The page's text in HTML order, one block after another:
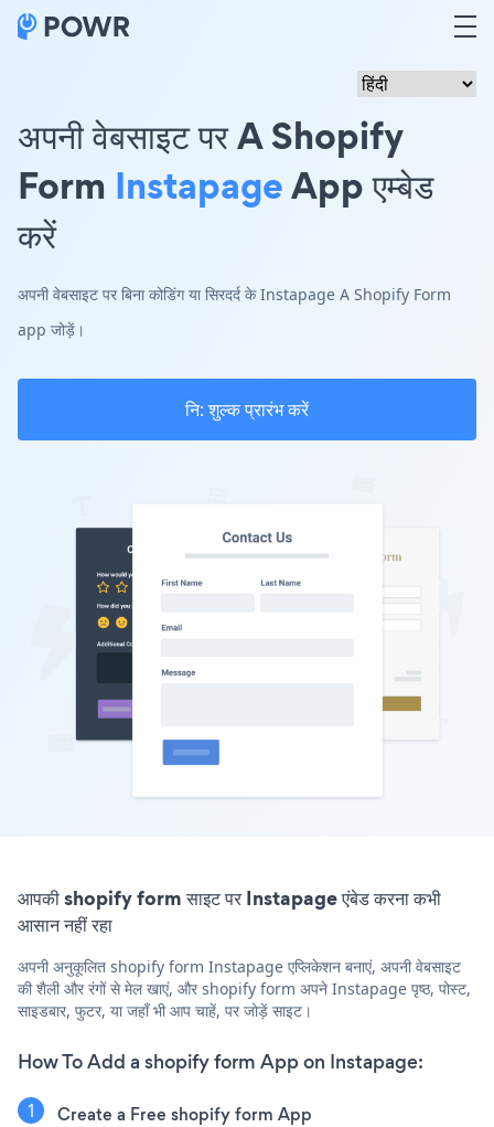
अपनी वेबसाइट पर A Shopify
Form InstapageApp एम्बेड
करें
अपनी वेबसाइट पर बिना कोडिंग या सिरदर्द के Instapage A Shopify Form
app जोड़ें।
नि: शुल्क प्रारंभ करें
आपकी shopify form साइट पर Instapage एंबेड करना कभी
आसान नहीं रहा
अपनी अनुकूलित shopify form Instapage एप्लिकेशन बनाएं, अपनी वेबसाइट
की शैली और रंगों से मेल खाएं, और shopify form अपने Instapage पृष्ठ, पोस्ट,
साइडबार, फुटर, या जहाँ भी आप चाहें, पर जोड़ें साइट।
How To Add a shopify form App on Instapage:
Create a Free shopify form App